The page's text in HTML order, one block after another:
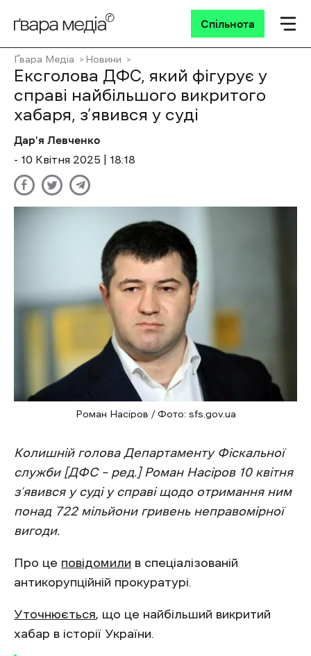
Спільнота
Ґвара Медіа Новини
Ексголова ДФС, який фігурує у
справі найбільшого викритого
хабаря, з’явився у суді
Дар'я Левченко
- 10 Квітня 2025 | 18:18
Роман Насіров / Фото: sfs.gov.ua
Колишній голова Департаменту Фіскальної
служби [ДФС – ред.] Роман Насіров 10 квітня
з’явився у суді у справі щодо отримання ним
понад 722 мільйони гривень неправомірної
вигоди.
Про це повідомили в спеціалізованій
антикорупційній прокуратурі.
Уточнюється, що це найбільший викритий
хабар в історії України.